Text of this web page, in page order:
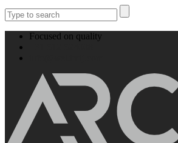
Focused on quality